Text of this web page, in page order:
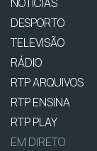
DESPORTO
TELEVISÃO
RÁDIO
RTP ARQUIVOS
RTP ENSINA
RTP PLAY
EM DIRETO